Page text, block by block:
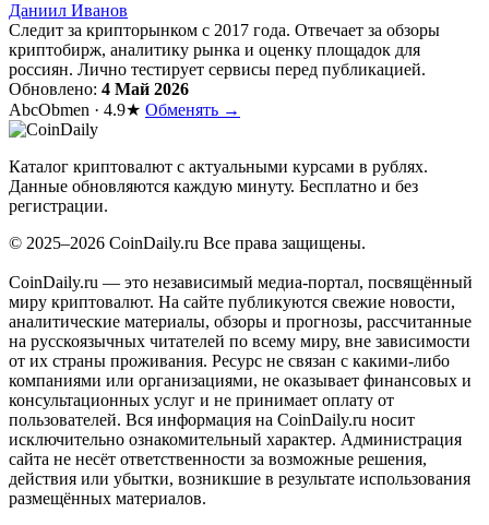
Даниил Иванов
Следит за крипторынком с 2017 года. Отвечает за обзоры
криптобирж, аналитику рынка и оценку площадок для
россиян. Лично тестирует сервисы перед публикацией.
Обновлено: 4 Май 2026
AbcObmen · 4.9★ Обменять →
Каталог криптовалют с актуальными курсами в рублях.
Данные обновляются каждую минуту. Бесплатно и без
регистрации.
© 2025–2026 CoinDaily.ru Все права защищены.
CoinDaily.ru — это независимый медиа-портал, посвящённый
миру криптовалют. На сайте публикуются свежие новости,
аналитические материалы, обзоры и прогнозы, рассчитанные
на русскоязычных читателей по всему миру, вне зависимости
от их страны проживания. Ресурс не связан с какими-либо
компаниями или организациями, не оказывает финансовых и
консультационных услуг и не принимает оплату от
пользователей. Вся информация на CoinDaily.ru носит
исключительно ознакомительный характер. Администрация
сайта не несёт ответственности за возможные решения,
действия или убытки, возникшие в результате использования
размещённых материалов.